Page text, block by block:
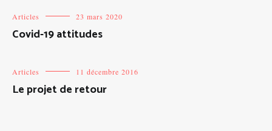
Articles 23 mars 2020
Covid-19 attitudes
Articles 11 décembre 2016
Le projet de retour